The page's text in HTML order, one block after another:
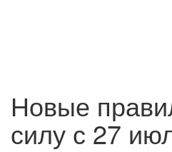
Новые
силу с 27